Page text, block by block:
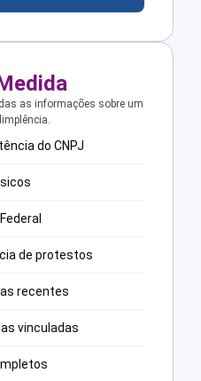
as informações sobre um
do CNPJ
de protestos
recentes
vinculadas